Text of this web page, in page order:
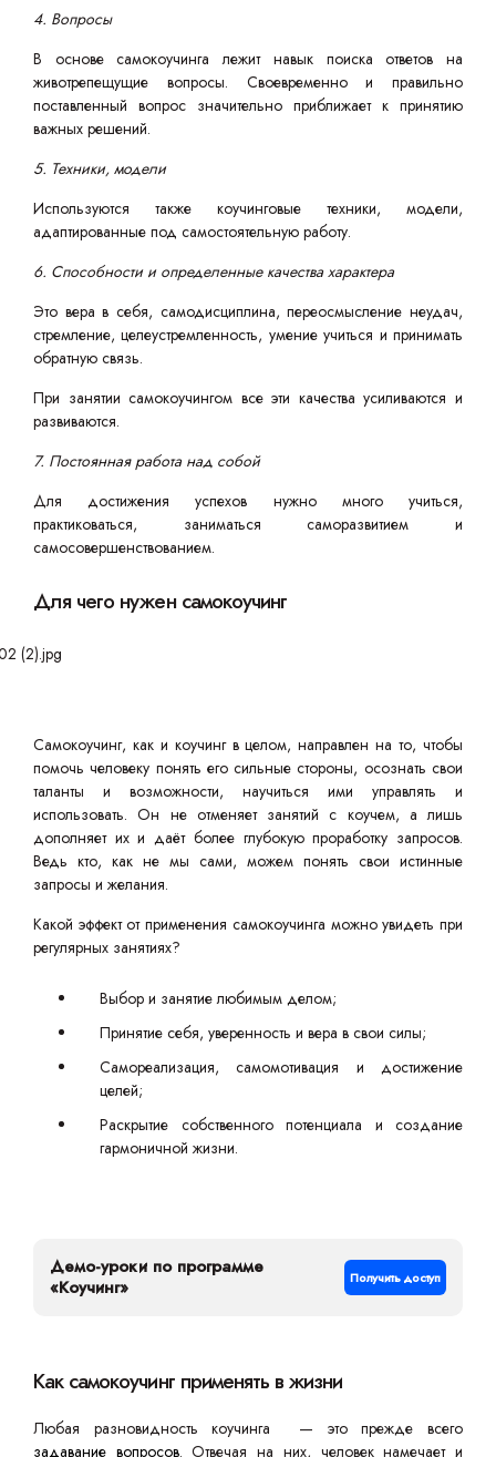
4. Вопросы
В основе самокоучинга лежит навык поиска ответов на
животрепещущие вопросы. Своевременно и правильно
поставленный вопрос значительно приближает к принятию
важных решений.
5. Техники, модели
Используются также коучинговые техники, модели,
адаптированные под самостоятельную работу.
6. Способности и определенные качества характера
Это вера в себя, самодисциплина, переосмысление неудач,
стремление, целеустремленность, умение учиться и принимать
обратную связь.
При занятии самокоучингом все эти качества усиливаются и
развиваются.
7. Постоянная работа над собой
Для достижения успехов нужно много учиться,
практиковаться, заниматься саморазвитием и
самосовершенствованием.
Для чего нужен самокоучинг
Самокоучинг, как и коучинг в целом, направлен на то, чтобы
помочь человеку понять его сильные стороны, осознать свои
таланты и возможности, научиться ими управлять и
использовать. Он не отменяет занятий с коучем, а лишь
дополняет их и даёт более глубокую проработку запросов.
Ведь кто, как не мы сами, можем понять свои истинные
запросы и желания.
Какой эффект от применения самокоучинга можно увидеть при
регулярных занятиях?
Выбор и занятие любимым делом;
Принятие себя, уверенность и вера в свои силы;
Самореализация, самомотивация и достижение
целей;
Раскрытие собственного потенциала и создание
гармоничной жизни.
Демо-уроки по программе
«Коучинг»
Получить доступ
Как самокоучинг применять в жизни
Любая разновидность коучинга — это прежде всего
задавание вопросов. Отвечая на них, человек намечает и